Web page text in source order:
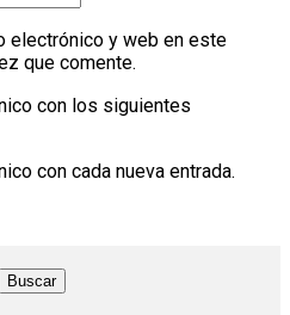
electrónico y web en este
que comente.
con los siguientes
con cada nueva entrada.
Buscar